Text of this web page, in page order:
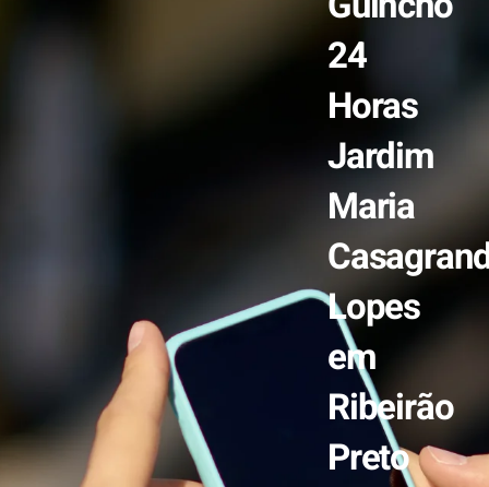
24
Horas
Jardim
Maria
Lopes
em
Ribeirão
Preto